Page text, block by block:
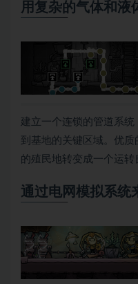
用复杂的气体和液
建立一个连锁的管道系
到基地的关键区域。优
的殖民地转变成一个运转
通过电网模拟系统